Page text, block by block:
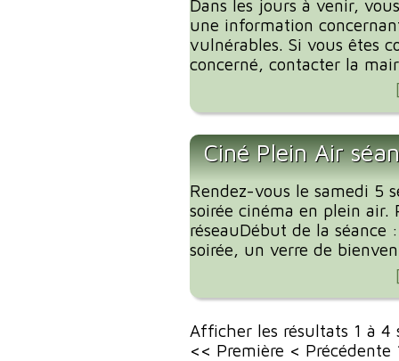
Dans les jours à venir,
une information
vulnérables. Si vous êtes
concerné, contacter la
Ciné Plein Air
Rendez-vous le samedi 5
soirée cinéma en plein
réseauDébut de la
soirée, un verre de
Afficher les résultats 1 à
<< Première < Précédente